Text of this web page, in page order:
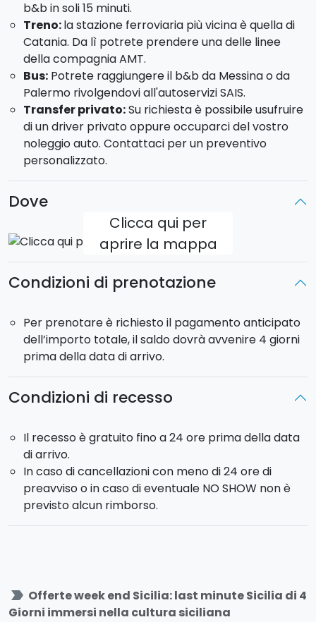
Naumachie, gli edifici di architettura gotico
siciliana lungo il corso Umberto e Isola Bella.
Siracusa:visiterete la splendida Ortigia con il
Tempio di Apollo, la fontana di Diana e la fonte
Aretusa, il Duomo, Castello Maniace ed infine
Porto Grande.
GIORNO 3
Giornata libera.
Ecco alcuni dei nostri suggerimenti su come
trascorrere questo giorno di relax:
Tour in Jeep sull'Etna di mezza giornata;
Degustazione in cantina sull'Etna;
Tour in barca a vela alla scoperta della Riviera dei
Ciclopi.
GIORNO 4
Check-out e fine servizi.
La struttura nella quale pernotterete è un b&b e si
trova al centro di Catania. E' prevista la sistemazione
in camera doppia con prima colazione inclusa.
Check in:dalle 15:00 -Check-outfino alle ore 11:00
Contattaci oppureprenotala direttamente
online!
b&b in soli 15 minuti.
Treno:la stazione ferroviaria più vicina è quella di
Catania. Da lì potrete prendere una delle linee
della compagnia AMT.
Bus:Potrete raggiungere il b&b da Messina o da
Palermo rivolgendovi all'autoservizi SAIS.
Transfer privato:Su richiesta è possibile usufruire
di un driver privato oppure occuparci del vostro
noleggio auto. Contattaci per un preventivo
personalizzato.
Dove
Clicca qui per
aprire la mappa
Condizioni di prenotazione
Per prenotare è richiesto il pagamento anticipato
dell’importo totale, il saldo dovrà avvenire 4 giorni
prima della data di arrivo.
Condizioni di recesso
Il recesso è gratuito fino a 24 ore prima della data
di arrivo.
In caso di cancellazioni con meno di 24 ore di
preavviso o in caso di eventuale NO SHOW non è
previsto alcun rimborso.
label_important Offerte week end Sicilia: last minute Sicilia di 4
Giorni immersi nella cultura siciliana